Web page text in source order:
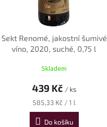
Sekt Renomé, jakostní šumivé
víno, 2020, suché, 0,75 l
Skladem
439 Kč / ks
Měrná
cena:
585,33 Kč / 1 l
Do košíku